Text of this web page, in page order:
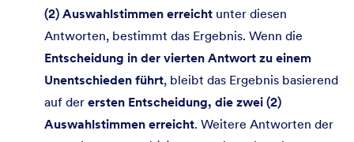
(2) Auswahlstimmen erreicht unter diesen
Antworten, bestimmt das Ergebnis. Wenn die
Entscheidung in der vierten Antwort zu einem
Unentschieden führt, bleibt das Ergebnis basierend
auf der ersten Entscheidung, die zwei (2)
Auswahlstimmen erreicht. Weitere Antworten der